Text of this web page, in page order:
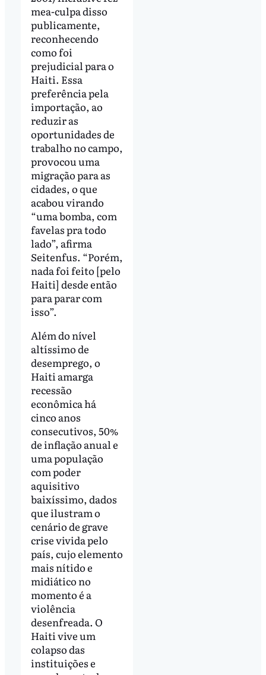
mea-culpa disso
publicamente,
reconhecendo
como foi
prejudicial para o
Haiti. Essa
preferência pela
importação, ao
reduzir as
oportunidades de
trabalho no campo,
provocou uma
migração para as
cidades, o que
acabou virando
“uma bomba, com
favelas pra todo
lado”, afirma
Seitenfus. “Porém,
nada foi feito [pelo
Haiti] desde então
para parar com
isso”.
Além do nível
altíssimo de
desemprego, o
Haiti amarga
recessão
econômica há
cinco anos
consecutivos, 50%
de inflação anual e
uma população
com poder
aquisitivo
baixíssimo, dados
que ilustram o
cenário de grave
crise vivida pelo
país, cujo elemento
mais nítido e
midiático no
momento é a
violência
desenfreada. O
Haiti vive um
colapso das
instituições e